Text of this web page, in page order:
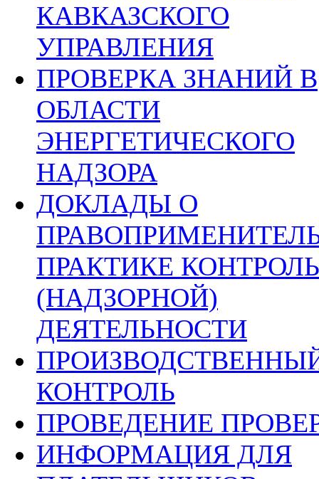
КАВКАЗСКОГО
УПРАВЛЕНИЯ
ПРОВЕРКА ЗНАНИЙ В
ОБЛАСТИ
ЭНЕРГЕТИЧЕСКОГО
НАДЗОРА
ДОКЛАДЫ О
ПРАКТИКЕ
(НАДЗОРНОЙ)
ДЕЯТЕЛЬНОСТИ
КОНТРОЛЬ
ПРОВЕДЕНИЕ
ИНФОРМАЦИЯ ДЛЯ